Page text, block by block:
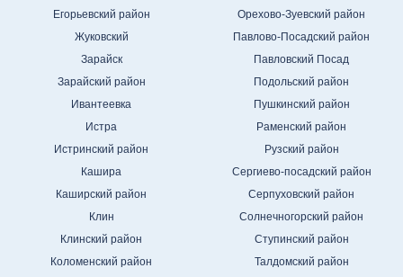
Егорьевский район
Жуковский
Зарайск
Зарайский район
Ивантеевка
Истра
Истринский район
Кашира
Каширский район
Клин
Клинский район
Коломенский район
Орехово-Зуевский район
Павлово-Посадский район
Павловский Посад
Подольский район
Пушкинский район
Раменский район
Рузский район
Сергиево-посадский район
Серпуховский район
Солнечногорский район
Ступинский район
Талдомский район